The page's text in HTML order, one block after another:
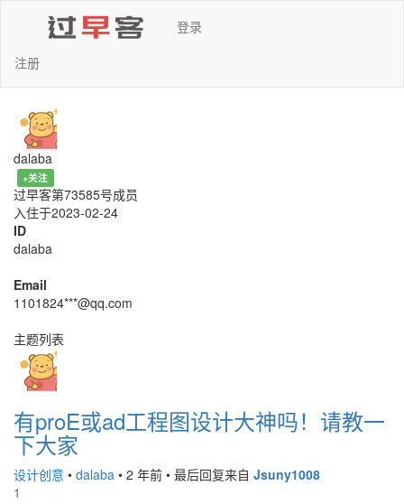
登录
注册
dalaba
+关注
过早客第73585号成员
入住于2023-02-24
ID
dalaba
Email
1101824***@qq.com
主题列表
有proE或ad工程图设计大神吗！请教一
下大家
设计创意 • dalaba • 2 年前 • 最后回复来自 Jsuny1008
1